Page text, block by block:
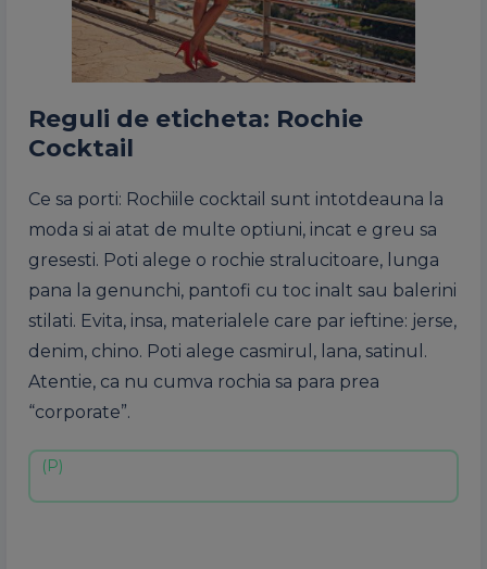
Reguli de eticheta: Rochie
Cocktail
Ce sa porti: Rochiile cocktail sunt intotdeauna la
moda si ai atat de multe optiuni, incat e greu sa
gresesti. Poti alege o rochie stralucitoare, lunga
pana la genunchi, pantofi cu toc inalt sau balerini
stilati. Evita, insa, materialele care par ieftine: jerse,
denim, chino. Poti alege casmirul, lana, satinul.
Atentie, ca nu cumva rochia sa para prea
“corporate”.